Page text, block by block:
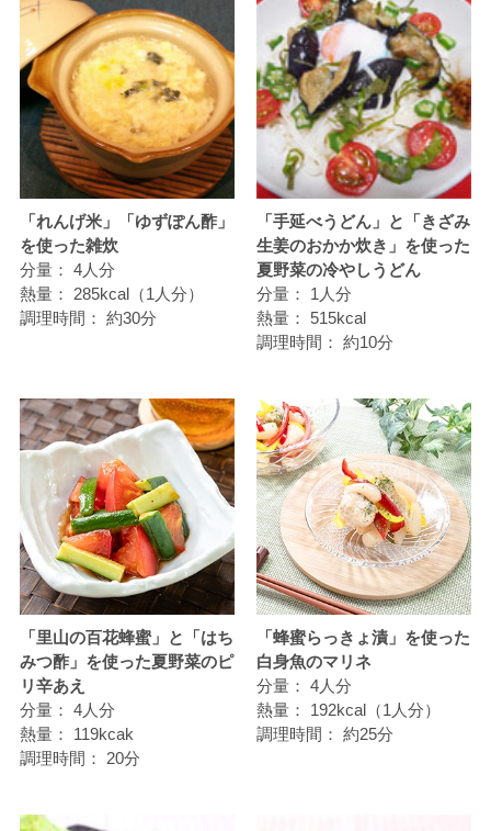
「れんげ米」「ゆずぽん酢」
を使った雑炊
分量： 4人分
熱量： 285kcal（1人分）
調理時間： 約30分
「手延べうどん」と「きざみ
生姜のおかか炊き」を使った
夏野菜の冷やしうどん
分量：
1人分
熱量：
515kcal
調理時間： 約10分
「里山の百花蜂蜜」と「はち
みつ酢」を使った夏野菜のピ
リ辛あえ
分量： 4人分
熱量：
119kcak
調理時間：
20分
「蜂蜜らっきょ漬」を使った
白身魚のマリネ
分量： 4人分
熱量：
192kcal（1人分）
調理時間： 約25分